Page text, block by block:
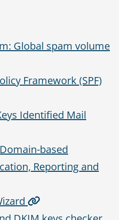
Global spam volume
Framework (SPF)
Identified Mail
based
Reporting and